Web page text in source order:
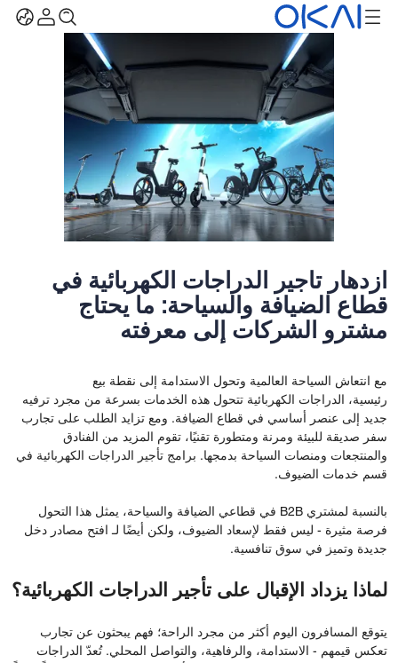
ازدهار تأجير الدراجات الكهربائية في
قطاع الضيافة والسياحة: ما يحتاج
مشترو الشركات إلى معرفته
مع انتعاش السياحة العالمية وتحول الاستدامة إلى نقطة بيع
رئيسية، الدراجات الكهربائية تتحول هذه الخدمات بسرعة من مجرد ترفيه
جديد إلى عنصر أساسي في قطاع الضيافة. ومع تزايد الطلب على تجارب
سفر صديقة للبيئة ومرنة ومتطورة تقنيًا، تقوم المزيد من الفنادق
والمنتجعات ومنصات السياحة بدمجها. برامج تأجير الدراجات الكهربائية في
قسم خدمات الضيوف.
بالنسبة لمشتري B2B في قطاعي الضيافة والسياحة، يمثل هذا التحول
فرصة مثيرة - ليس فقط لإسعاد الضيوف، ولكن أيضًا لـ افتح مصادر دخل
جديدة وتميز في سوق تنافسية.
لماذا يزداد الإقبال على تأجير الدراجات الكهربائية؟
يتوقع المسافرون اليوم أكثر من مجرد الراحة؛ فهم يبحثون عن تجارب
تعكس قيمهم - الاستدامة، والرفاهية، والتواصل المحلي. تُعدّ الدراجات